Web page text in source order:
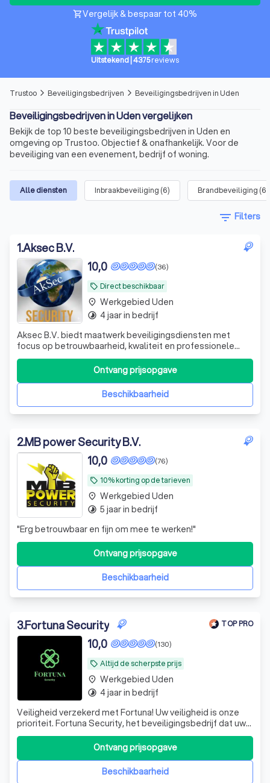
shopping_cartVergelijk & bespaar tot 40%
Uitstekend 4375reviews
Trustoo arrow_forward_ios Beveiligingsbedrijven arrow_forward_ios Beveiligingsbedrijven in Uden
Beveiligingsbedrijven in Uden vergelijken
Bekijk de top 10 beste beveiligingsbedrijven in Uden en
omgeving op Trustoo. Objectief & onafhankelijk. Voor de
beveiliging van een evenement, bedrijf of woning.
Alle diensten Inbraakbeveiliging (6) Brandbeveiliging (6
filter_list Filters
1.Aksec B.V.
local_offer Direct beschikbaar
(36)
10,0
Aksec B.V. biedt maatwerk beveiligingsdiensten met
focus op betrouwbaarheid, kwaliteit en professionele
service.
Beschikbaarheid
Ontvang prijsopgave
place Werkgebied Uden
timelapse 4 jaar in bedrijf
2.MB power Security B.V.
local_offer 10% korting op de tarieven
(76)
10,0
"Erg betrouwbaar en fijn om mee te werken!"
Beschikbaarheid
Ontvang prijsopgave
place Werkgebied Uden
timelapse 5 jaar in bedrijf
3.Fortuna Security TOP PRO
local_offer Altijd de scherpste prijs
(130)
10,0
Veiligheid verzekerd met Fortuna! Uw veiligheid is onze
prioriteit. Fortuna Security, het beveiligingsbedrijf dat uw
gemoedsrust herstelt door u te voorzien van
professionele, op maat gemaakte en betrouwbare
beveiligingsoplossingen. En op maat gemaakte bedoelen
we ook echt op maat gemaakt. We hebben
Beschikbaarheid
Ontvang prijsopgave
place Werkgebied Uden
timelapse 4 jaar in bedrijf